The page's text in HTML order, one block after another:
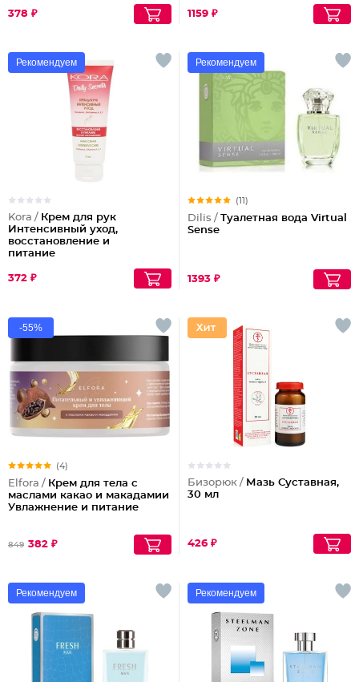
378 ₽ 1159 ₽
Рекомендуем
Kora / Крем для рук
Интенсивный уход,
восстановление и
питание
372 ₽
Рекомендуем
(11)
Dilis / Туалетная вода Virtual
Sense
1393 ₽
-55%
(4)
Elfora / Крем для тела с
маслами какао и макадамии
Увлажнение и питание
849 382 ₽
Бизорюк / Мазь Суставная,
30 мл
426 ₽
Рекомендуем Рекомендуем